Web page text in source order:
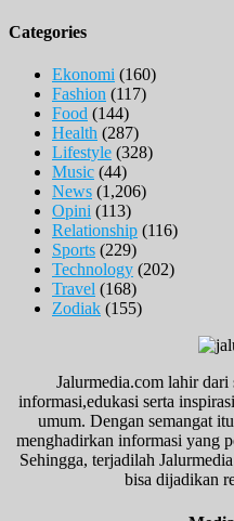
Categories
Ekonomi (160)
Fashion (117)
Food (144)
Health (287)
Lifestyle (328)
Music (44)
News (1,206)
Opini (113)
Relationship (116)
Sports (229)
Technology (202)
Travel (168)
Zodiak (155)
Jalurmedia.com lahir dari
informasi,edukasi serta
umum. Dengan semangat
menghadirkan informasi yang
Sehingga, terjadilah
bisa dijadikan